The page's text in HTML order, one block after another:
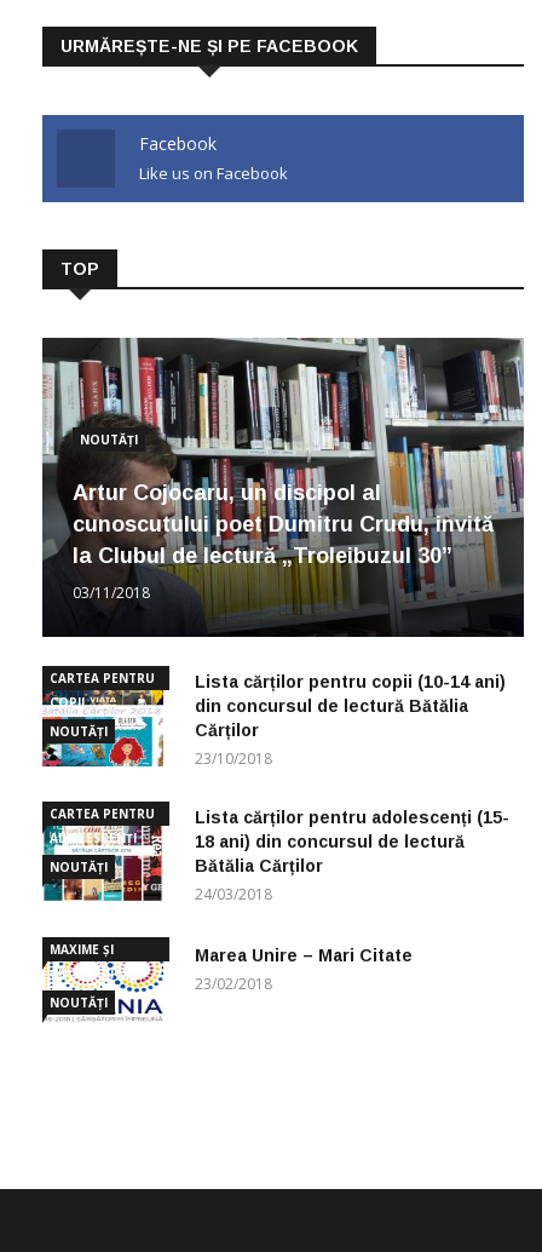
URMĂREȘTE-NE ȘI PE FACEBOOK
Facebook
Like us on Facebook
TOP
NOUTĂȚI
Artur Cojocaru, un discipol al
cunoscutului poet Dumitru Crudu, invită
la Clubul de lectură „Troleibuzul 30”
03/11/2018
CARTEA PENTRU
COPII
NOUTĂȚI
Lista cărților pentru copii (10-14 ani)
din concursul de lectură Bătălia
Cărților
23/10/2018
CARTEA PENTRU
ADOLESCENȚI
NOUTĂȚI
Lista cărților pentru adolescenți (15-
18 ani) din concursul de lectură
Bătălia Cărților
24/03/2018
MAXIME ȘI
CUGETĂRI
NOUTĂȚI
Marea Unire – Mari Citate
23/02/2018